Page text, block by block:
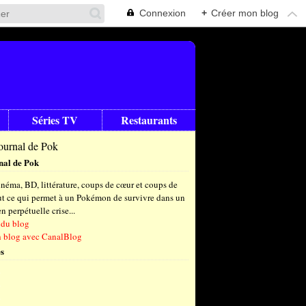
Connexion + Créer mon blog
Séries TV Restaurants
de Pok
BD, littérature, coups de cœur et coups de
ce qui permet à un Pokémon de survivre dans un
perpétuelle crise...
blog
blog avec CanalBlog